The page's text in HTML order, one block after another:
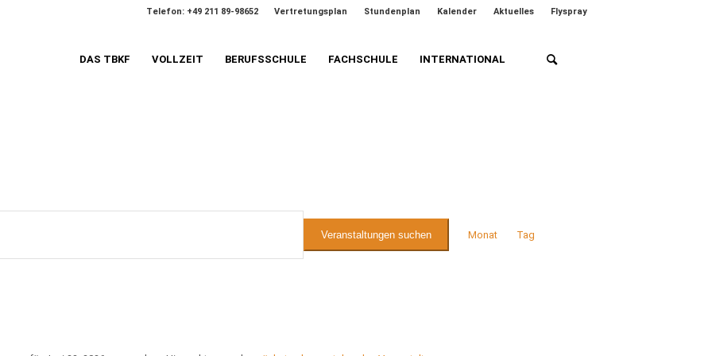
Vertretungsplan Stundenplan Kalender Aktuelles Flyspray
Telefon: +49 211 89-98652
DAS TBKF VOLLZEIT BERUFSSCHULE FACHSCHULE INTERNATIONAL
Veranstaltungen suchen
Ansichten-
Monat Tag